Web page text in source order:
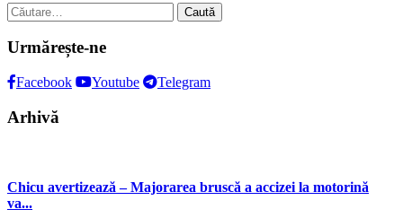
Caută
după:
Urmărește-ne
Facebook Youtube Telegram
Arhivă
Chicu avertizează – Majorarea bruscă a accizei la motorină
va...